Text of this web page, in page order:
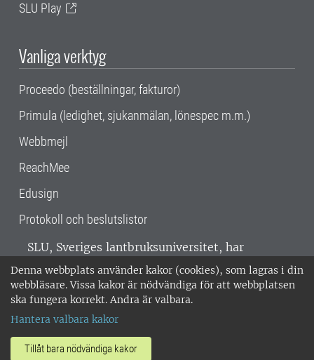
Denna webbplats använder kakor (cookies), som lagras i din
webbläsare. Vissa kakor är nödvändiga för att webbplatsen
ska fungera korrekt. Andra är valbara.
Hantera valbara kakor
Tillåt bara nödvändiga kakor
SLU Play
Vanliga verktyg
Proceedo (beställningar, fakturor)
Primula (ledighet, sjukanmälan, lönespec m.m.)
Webbmejl
ReachMee
Edusign
Protokoll och beslutslistor
SLU, Sveriges lantbruksuniversitet, har
verksamhet över hela Sverige. Huvudorter är
Alnarp, Uppsala och Umeå.SLU är
miljöcertifierat enligt ISO 14001. •
018-67 10 00 • Org nr: 202100-2817 •
Om SLU:s webbplatser